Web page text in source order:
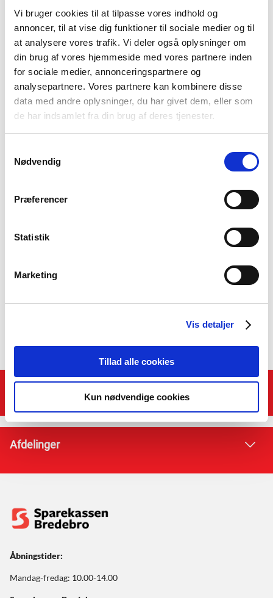
Vi bruger cookies til at tilpasse vores indhold og
annoncer, til at vise dig funktioner til sociale medier og til
at analysere vores trafik. Vi deler også oplysninger om
din brug af vores hjemmeside med vores partnere inden
for sociale medier, annonceringspartnere og
analysepartnere. Vores partnere kan kombinere disse
data med andre oplysninger, du har givet dem, eller som
de har indsamlet fra din brug af deres tjenester.
Nødvendig
Præferencer
Statistik
Marketing
Vis detaljer
Tillad alle cookies
Kun nødvendige cookies
Tønder Festival
Tønder Sports College
Klostermærken
Sådan støtter vi
Sponsorpolitik
Hvad giver vi støtte til?
Hvad støtter vi ikke?
Genveje
Afdelinger
Åbningstider:
Mandag-fredag: 10.00-14.00